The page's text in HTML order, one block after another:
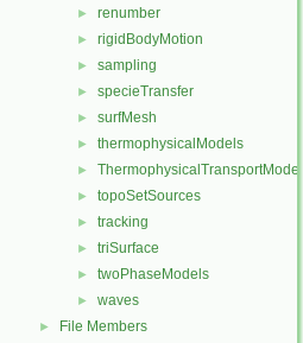
► renumber
► rigidBodyMotion
► sampling
► specieTransfer
► surfMesh
► thermophysicalModels
► ThermophysicalTransportModels
► topoSetSources
► tracking
► triSurface
► twoPhaseModels
► waves
► File Members